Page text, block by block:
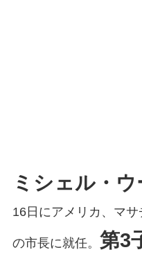
ミシェル・ウ
16日にアメリカ、マ
の市長に就任。 第3